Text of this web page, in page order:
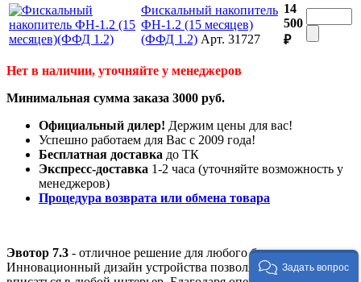
Фискальный накопитель
ФН-1.2 (15 месяцев)
(ФФД 1.2) Арт. 31727
14
500
₽
Нет в наличии, уточняйте у менеджеров
Минимальная сумма заказа 3000 руб.
Официальный дилер! Держим цены для вас!
Успешно работаем для Вас с 2009 года!
Бесплатная доставка до ТК
Экспресс-доставка 1-2 часа (уточняйте возможность у
менеджеров)
Процедура возврата или обмена товара
Эвотор 7.3 - отличное решение для любого бизнеса.
Инновационный дизайн устройства позволяет легкоЗадать вопрос